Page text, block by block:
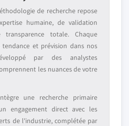
de recherche repose
humaine, de validation
totale. Chaque
tendance et prévision dans nos
par des analystes
les nuances de votre
une recherche primaire
engagement direct avec les
de l'industrie, complétée par